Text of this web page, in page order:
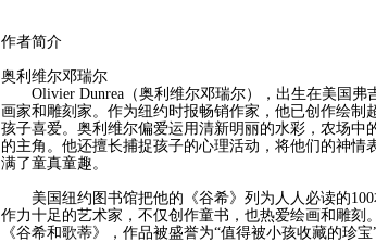
作者简介
奥利维尔邓瑞尔
Olivier Dunrea（奥利维尔邓瑞尔），出生在美国弗
画家和雕刻家。作为纽约时报畅销作家，他已创作绘制
孩子喜爱。奥利维尔偏爱运用清新明丽的水彩，农场中
的主角。他还擅长捕捉孩子的心理活动，将他们的神情
满了童真童趣。
美国纽约图书馆把他的《谷希》列为人人必读的100
作力十足的艺术家，不仅创作童书，也热爱绘画和雕刻
《谷希和歌蒂》，作品被盛誉为“值得被小孩收藏的珍宝